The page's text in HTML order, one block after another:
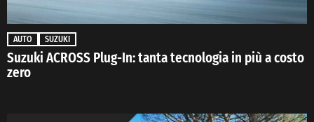
AUTO SUZUKI
Suzuki ACROSS Plug-In: tanta tecnologia in più a costo
zero